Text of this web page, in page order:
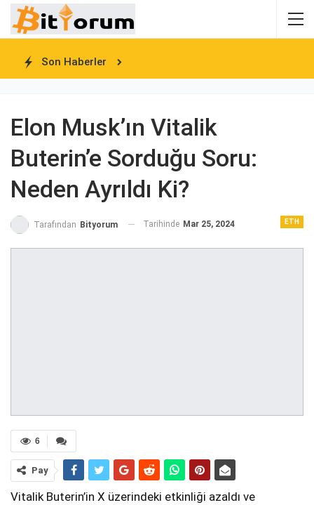
Son Haberler
Elon Musk’ın Vitalik
Buterin’e Sorduğu Soru:
Neden Ayrıldı Ki?
ETH
Tarafından Bityorum Tarihinde Mar 25, 2024
6
Pay
Vitalik Buterin’in X üzerindeki etkinliği azaldı ve